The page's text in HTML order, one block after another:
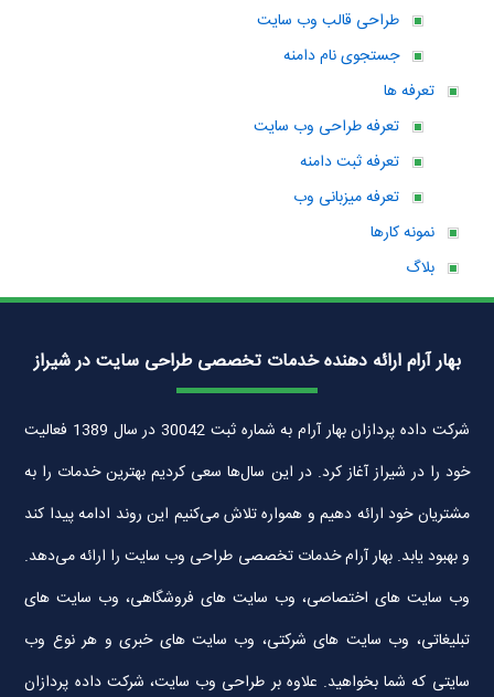
طراحی قالب وب سایت
جستجوی نام دامنه
تعرفه ها
تعرفه طراحی وب سایت
تعرفه ثبت دامنه
تعرفه میزبانی وب
نمونه کارها
بلاگ
بهار آرام ارائه دهنده خدمات تخصصی طراحی سایت در شیراز
شرکت داده پردازان بهار آرام به شماره ثبت 30042 در سال 1389 فعالیت
خود را در شیراز آغاز کرد. در این سال‌ها سعی کردیم بهترین خدمات را به
مشتریان خود ارائه دهیم و همواره تلاش می‌کنیم این روند ادامه پیدا کند
و بهبود یابد. بهار آرام خدمات تخصصی طراحی وب سایت را ارائه می‌دهد.
وب سایت های اختصاصی، وب سایت های فروشگاهی، وب سایت های
تبلیغاتی، وب سایت های شرکتی، وب سایت های خبری و هر نوع وب
سایتی که شما بخواهید. علاوه بر طراحی وب سایت، شرکت داده پردازان